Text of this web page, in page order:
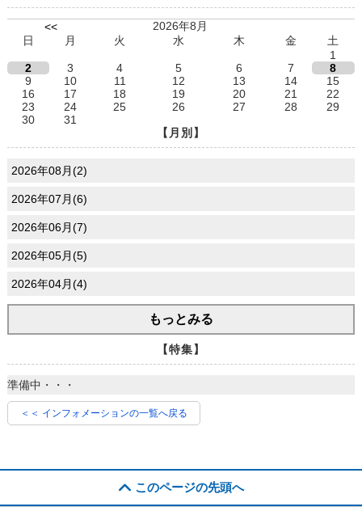
<<
2026年8月
日
月 火 水 木 金
土
1
2
3 4 5 6 7
8
9
10 11 12 13 14
15
16
17 18 19 20 21
22
23
24 25 26 27 28
29
30
31
【月別】
2026年08月(2)
2026年07月(6)
2026年06月(7)
2026年05月(5)
2026年04月(4)
もっとみる
【特集】
準備中・・・
＜＜ インフォメーションの一覧へ戻る
このページの先頭へ